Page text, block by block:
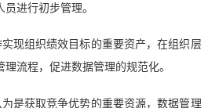
进行初步管理。
现组织绩效目标的重要资产，在组织层
流程，促进数据管理的规范化。
是获取竞争优势的重要资源，数据管理